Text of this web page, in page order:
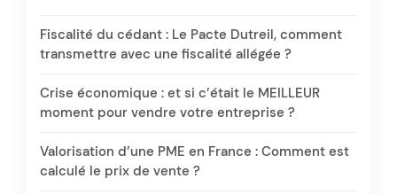
Fiscalité du cédant : Le Pacte Dutreil, comment
transmettre avec une fiscalité allégée ?
Crise économique : et si c’était le MEILLEUR
moment pour vendre votre entreprise ?
Valorisation d’une PME en France : Comment est
calculé le prix de vente ?